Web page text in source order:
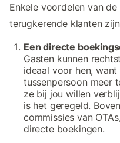
Enkele voordelen van
terugkerende klanten
Een directe
Gasten kunnen
ideaal voor hen,
tussenpersoon meer
ze bij jou willen
is het geregeld.
commissies van
directe boekingen.